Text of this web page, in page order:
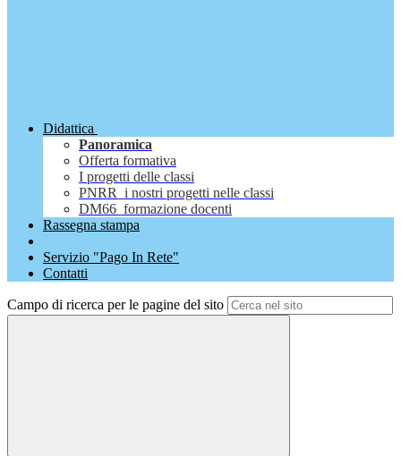
Didattica
Panoramica
Offerta formativa
I progetti delle classi
PNRR_i nostri progetti nelle classi
DM66_formazione docenti
Rassegna stampa
Servizio "Pago In Rete"
Contatti
Campo di ricerca per le pagine del sito